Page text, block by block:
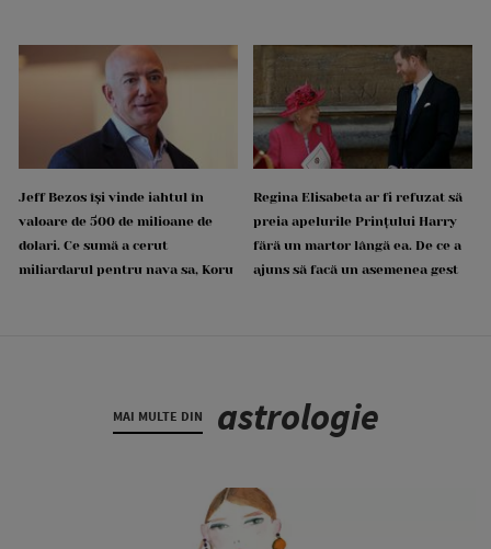
Jeff Bezos își vinde iahtul în
valoare de 500 de milioane de
dolari. Ce sumă a cerut
miliardarul pentru nava sa, Koru
Regina Elisabeta ar fi refuzat să
preia apelurile Prințului Harry
fără un martor lângă ea. De ce a
ajuns să facă un asemenea gest
MAI MULTE DIN astrologie